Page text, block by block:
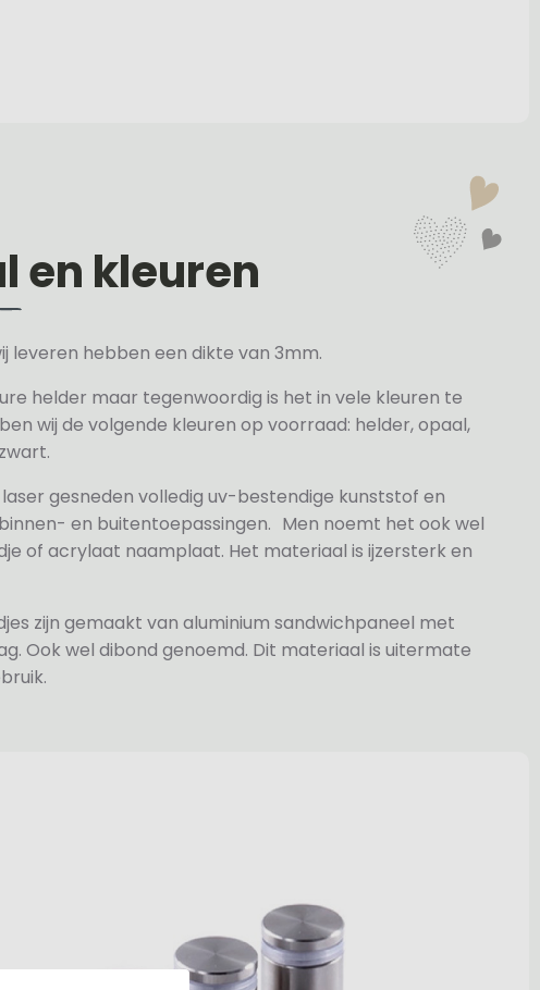
en kleuren
leveren hebben een dikte van 3mm.
helder maar tegenwoordig is het in vele kleuren te
wij de volgende kleuren op voorraad: helder, opaal,
gesneden volledig uv-bestendige kunststof en
en buitentoepassingen. Men noemt het ook wel
of acrylaat naamplaat. Het materiaal is ijzersterk en
zijn gemaakt van aluminium sandwichpaneel met
Ook wel dibond genoemd. Dit materiaal is uitermate